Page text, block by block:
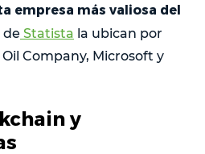
empresa más valiosa del
de Statista la ubican por
Company, Microsoft y
y